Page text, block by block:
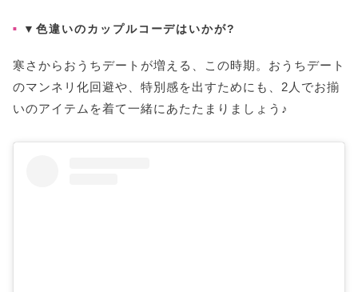
▼色違いのカップルコーデはいかが?
寒さからおうちデートが増える、この時期。おうちデート
のマンネリ化回避や、特別感を出すためにも、2人でお揃
いのアイテムを着て一緒にあたたまりましょう♪